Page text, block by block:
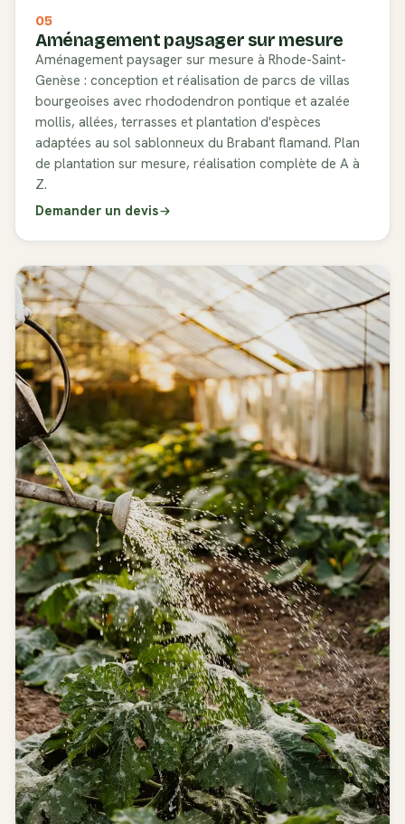
05
Aménagement paysager sur mesure
Aménagement paysager sur mesure à Rhode-Saint-
Genèse : conception et réalisation de parcs de villas
bourgeoises avec rhododendron pontique et azalée
mollis, allées, terrasses et plantation d'espèces
adaptées au sol sablonneux du Brabant flamand. Plan
de plantation sur mesure, réalisation complète de A à
Z.
Demander un devis